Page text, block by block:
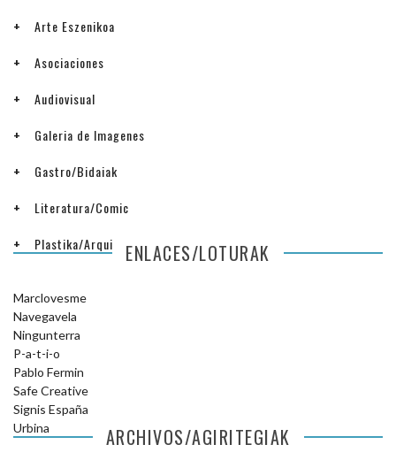
Arte Eszenikoa
Asociaciones
Audiovisual
Galeria de Imagenes
Gastro/Bidaiak
Literatura/Comic
Plastika/ArquitecturaENLACES/LOTURAK
Marclovesme
Navegavela
Ningunterra
P-a-t-i-o
Pablo Fermin
Safe Creative
Signis España
Urbina
ARCHIVOS/AGIRITEGIAK